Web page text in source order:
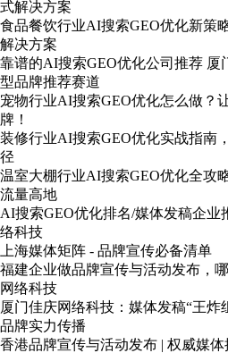
式解决方案
食品餐饮行业AI搜索GEO优化新策
解决方案
靠谱的AI搜索GEO优化公司推荐 厦
型品牌推荐赛道
宠物行业AI搜索GEO优化怎么做？
牌！
装修行业AI搜索GEO优化实战指南
径
温室大棚行业AI搜索GEO优化全攻
流量高地
AI搜索GEO优化排名/媒体发稿企业
络科技
上海媒体矩阵 - 品牌宣传必备清单
福建企业做品牌宣传与活动发布，
网络科技
厦门佳庆网络科技：媒体发稿“王炸
品牌实力传播
香港品牌宣传与活动发布 | 权威媒